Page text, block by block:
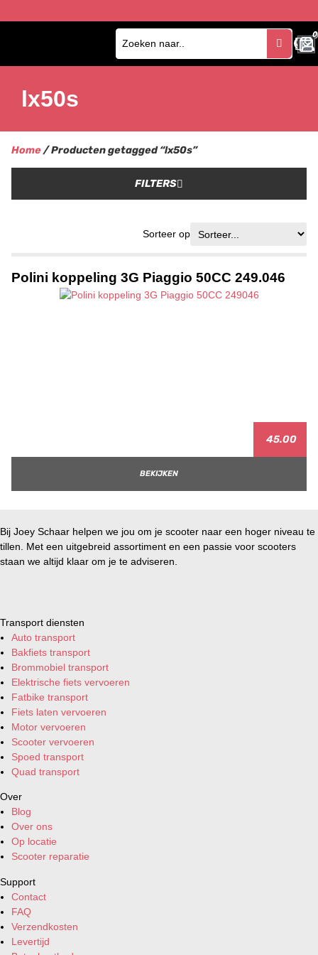
0
0
lx50s
Home/ Producten getagged “lx50s”
FILTERS
Sorteer op
Polini koppeling 3G Piaggio 50CC 249.046
45.00
BEKIJKEN
Bij Joey Schaar helpen we jou om je scooter naar een hoger niveau te
tillen. Met een uitgebreid assortiment en een passie voor scooters
staan we altijd klaar om je te adviseren.
Transport diensten
Auto transport
Bakfiets transport
Brommobiel transport
Elektrische fiets vervoeren
Fatbike transport
Fiets laten vervoeren
Motor vervoeren
Scooter vervoeren
Spoed transport
Quad transport
Over
Blog
Over ons
Op locatie
Scooter reparatie
Support
Contact
FAQ
Verzendkosten
Levertijd